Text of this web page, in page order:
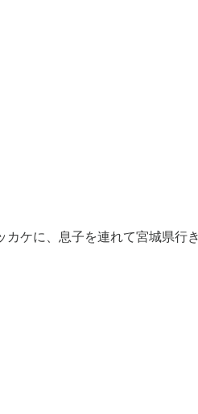
ケに、息子を連れて宮城県行